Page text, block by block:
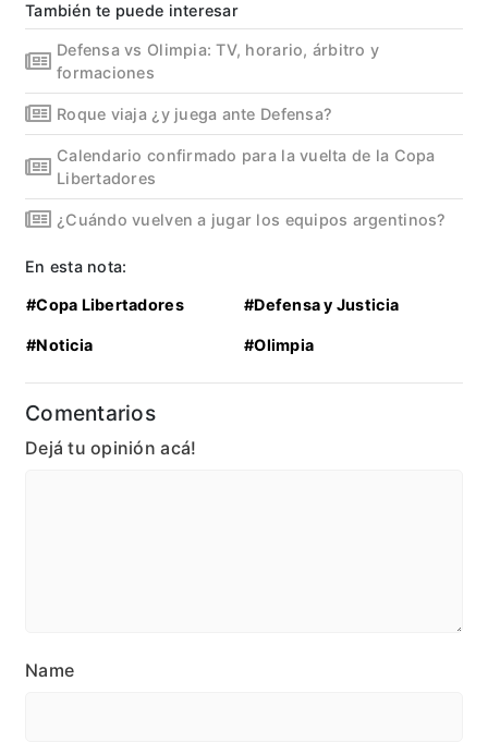
También te puede interesar
Defensa vs Olimpia: TV, horario, árbitro y
formaciones
Roque viaja ¿y juega ante Defensa?
Calendario confirmado para la vuelta de la Copa
Libertadores
¿Cuándo vuelven a jugar los equipos argentinos?
En esta nota:
#Copa Libertadores #Defensa y Justicia
#Noticia #Olimpia
Comentarios
Dejá tu opinión acá!
Name